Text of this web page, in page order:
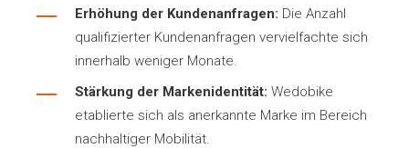
Erhöhung der Kundenanfragen: Die Anzahl
qualifizierter Kundenanfragen vervielfachte sich
innerhalb weniger Monate.
Stärkung der Markenidentität: Wedobike
etablierte sich als anerkannte Marke im Bereich
nachhaltiger Mobilität.